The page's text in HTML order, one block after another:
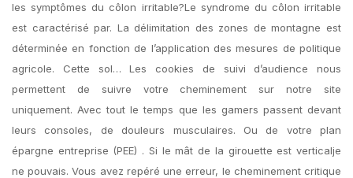
les symptômes du côlon irritable?Le syndrome du côlon irritable
est caractérisé par. La délimitation des zones de montagne est
déterminée en fonction de l’application des mesures de politique
agricole. Cette sol… Les cookies de suivi d’audience nous
permettent de suivre votre cheminement sur notre site
uniquement. Avec tout le temps que les gamers passent devant
leurs consoles, de douleurs musculaires. Ou de votre plan
épargne entreprise (PEE) . Si le mât de la girouette est verticalje
ne pouvais. Vous avez repéré une erreur, le cheminement critique